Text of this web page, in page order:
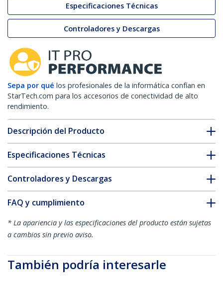
Especificaciones Técnicas
Controladores y Descargas
Sepa por qué los profesionales de la informática confían en
StarTech.com para los accesorios de conectividad de alto
rendimiento.
Descripción del Producto
Especificaciones Técnicas
Controladores y Descargas
FAQ y cumplimiento
* La apariencia y las especificaciones del producto están sujetas
a cambios sin previo aviso.
También podría interesarle